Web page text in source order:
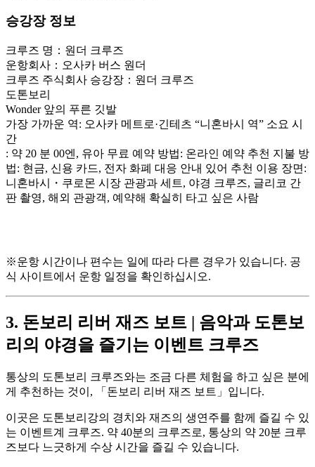
승강장 정보
크루즈 명：원더 크루즈
운항회사：오사카 버스 원더
크루즈 주식회사 승강장：원더 크루즈
도톤보리
Wonder 앞의 푸른 깃발
가장 가까운 역: 오사카 메트로·긴테츠 “니혼바시 역” 소요 시
간
: 약 20 분 00엔, 유아 무료 예약 방법: 온라인 예약 추천 지불 방
법: 현금, 신용 카드, 전자 화폐 대응 안내 있어 추천 이용 장면:
니혼바시・쿠로몬 시장 관광과 세트, 야경 크루즈, 글리코 간
판 촬영, 해외 관광객, 예약해 확실히 타고 싶은 사람
※운항 시간이나 편수는 일에 따라 다른 경우가 있습니다. 공
식 사이트에서 운항 일정을 확인하십시오.
3. 돈보리 리버 재즈 보트 | 음악과 도톤보
리의 야경을 즐기는 이벤트 크루즈
통상의 도톤보리 크루즈와는 조금 다른 체험을 하고 싶은 분에
게 추천하는 것이, 「돈보리 리버 재즈 보트」입니다.
이곳은 도톤보리강의 경치와 재즈의 생연주를 함께 즐길 수 있
는 이벤트계 크루즈. 약 40분의 크루즈로, 통상의 약 20분 크루
즈보다 느긋하게 수상 시간을 즐길 수 있습니다.